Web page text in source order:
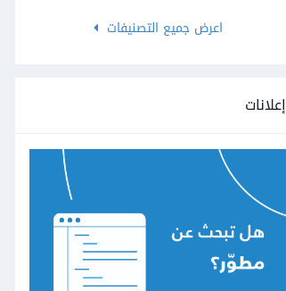
اعرض جميع التصنيفات
إعلانات